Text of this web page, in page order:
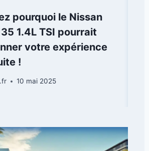
pourquoi le Nissan
1.4L TSI pourrait
votre expérience
!
10 mai 2025